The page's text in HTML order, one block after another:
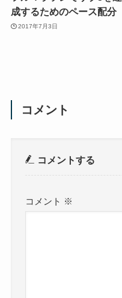
成するためのペース配分
2017年7月3日
コメント
コメントする
コメント ※